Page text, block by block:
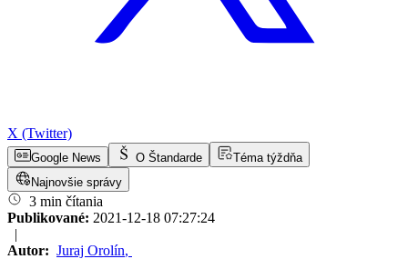
X (Twitter)
Google News O Štandarde
Téma týždňa
Najnovšie správy
3 min čítania
Publikované: 2021-12-18 07:27:24
|
Autor: Juraj Orolín,